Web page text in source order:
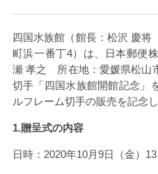
四国水族館（館長：松沢 慶
町浜一番丁4）は、日本郵便
瀬 孝之 所在地：愛媛県松山
切手「四国水族館開館記念」
ルフレーム切手の販売を記念
1.贈呈式の内容
日時：2020年10月 9日（金） 13